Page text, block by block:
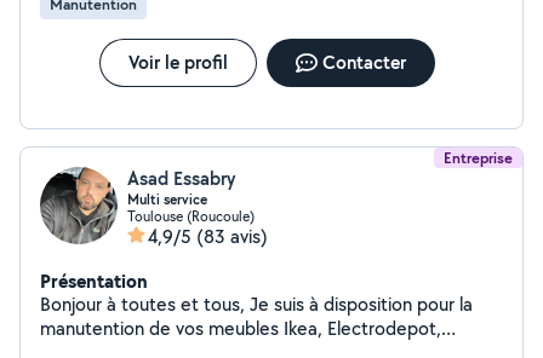
Manutention
Voir le profil Contacter
Entreprise
Asad Essabry
Multi service
Toulouse (Roucoule)
4,9/5 (83 avis)
Présentation
Bonjour à toutes et tous, Je suis à disposition pour la
manutention de vos meubles Ikea, Electrodepot,